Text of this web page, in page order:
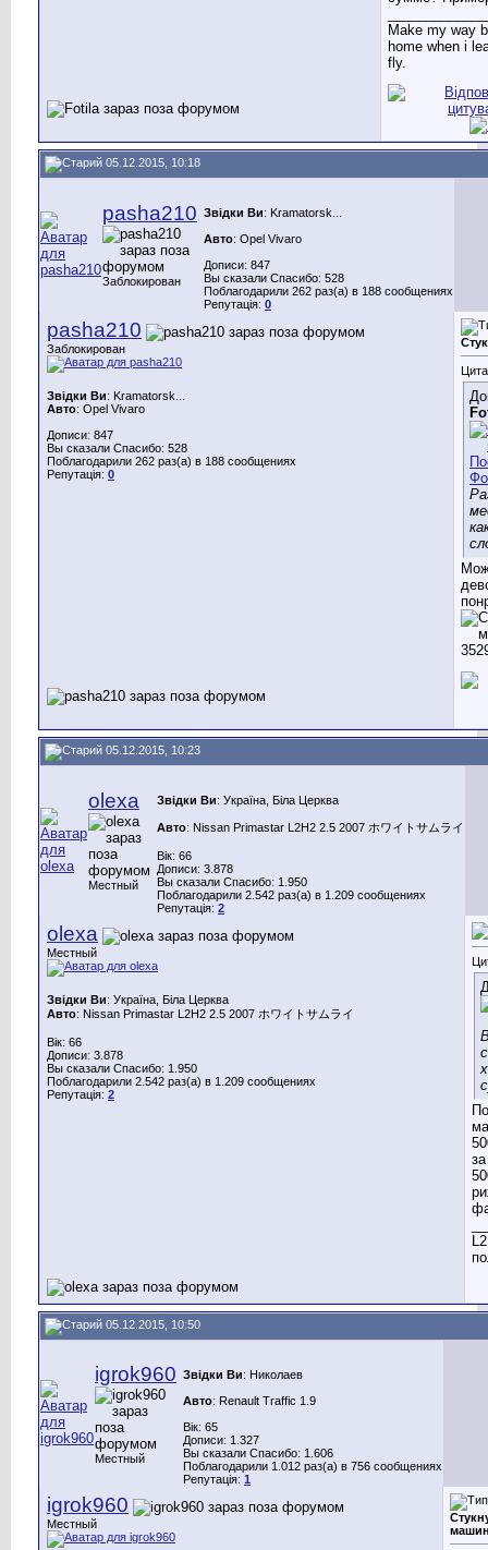
Make my way
home when i
fly.
05.12.2015, 10:18
pasha210
Заблокирован
Звідки Ви: Kramatorsk...
Авто: Opel Vivaro
Дописи: 847
Вы сказали Спасибо: 528
Поблагодарили 262 раз(а) в 188 сообщениях
Репутація: 0
pasha210
Заблокирован
Звідки Ви: Kramatorsk...
Авто: Opel Vivaro
Дописи: 847
Вы сказали Спасибо: 528
Поблагодарили 262 раз(а) в 188 сообщениях
Репутація: 0
05.12.2015, 10:23
olexa
Местный
Звідки Ви: Україна, Біла Церква
Авто: Nissan Primastar L2H2 2.5 2007 ホワイトサムライ
Вік: 66
Дописи: 3.878
Вы сказали Спасибо: 1.950
Поблагодарили 2.542 раз(а) в 1.209 сообщениях
Репутація: 2
olexa
Местный
Звідки Ви: Україна, Біла Церква
Авто: Nissan Primastar L2H2 2.5 2007 ホワイトサムライ
Вік: 66
Дописи: 3.878
Вы сказали Спасибо: 1.950
Поблагодарили 2.542 раз(а) в 1.209 сообщениях
Репутація: 2
05.12.2015, 10:50
igrok960
Местный
Звідки Ви: Николаев
Авто: Renault Traffic 1.9
Вік: 65
Дописи: 1.327
Вы сказали Спасибо: 1.606
Поблагодарили 1.012 раз(а) в 756 сообщениях
Репутація: 1
igrok960
Местный